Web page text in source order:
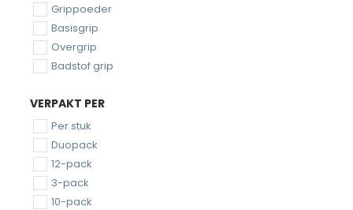
Grippoeder
Basisgrip
Overgrip
Badstof grip
VERPAKT PER
Per stuk
Duopack
12-pack
3-pack
10-pack